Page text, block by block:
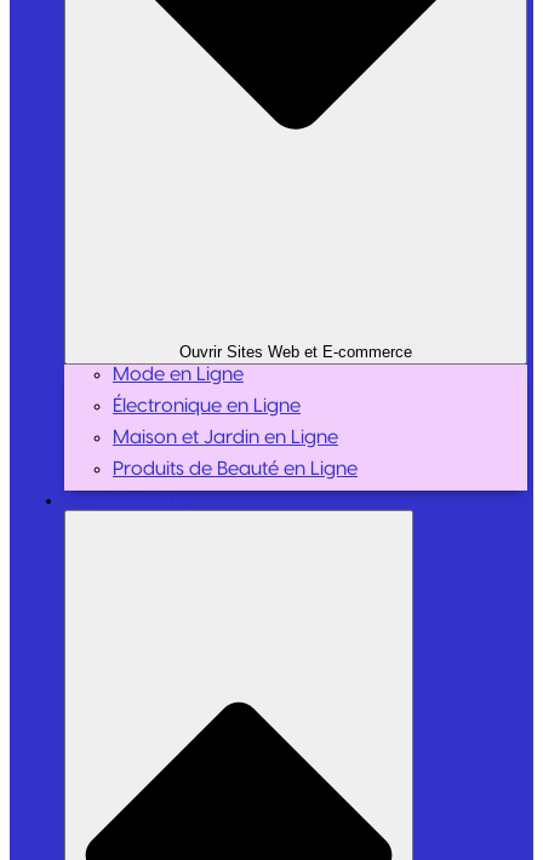
Ouvrir Sites Web et E-commerce
Mode en Ligne
Électronique en Ligne
Maison et Jardin en Ligne
Produits de Beauté en Ligne
Sport et Loisirs